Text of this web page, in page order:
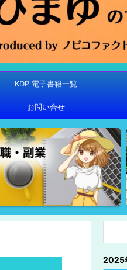
KDP 電子書籍一覧
お問い合せ
2025